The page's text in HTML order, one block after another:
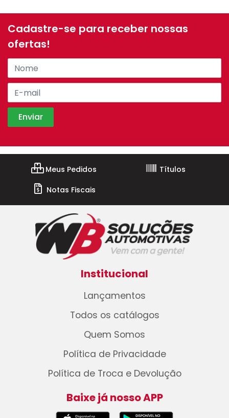
Cadastre-se para receber nossas
ofertas!
Meus Pedidos
Títulos
Notas Fiscais
Institucional
Lançamentos
Todos os catálogos
Quem Somos
Política de Privacidade
Política de Troca e Devolução
Baixe já nosso APP